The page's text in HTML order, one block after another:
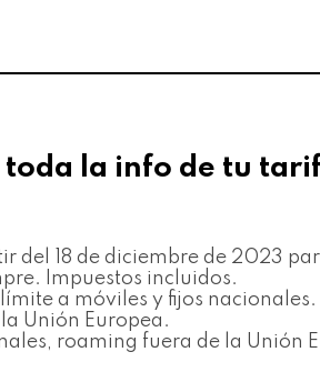
toda la info de tu
del 18 de diciembre de 2023
Impuestos incluidos.
a móviles y fijos
Unión Europea.
roaming fuera de la Unión